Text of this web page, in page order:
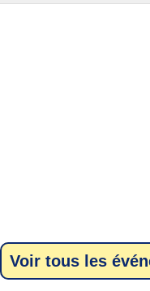
Voir tous les